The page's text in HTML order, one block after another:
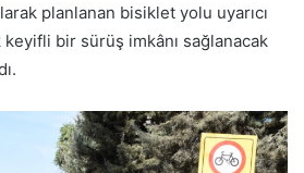
planlanan bisiklet yolu uyarıcı
keyifli bir sürüş imkânı sağlanacak